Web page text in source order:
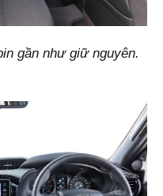
gần như giữ nguyên.